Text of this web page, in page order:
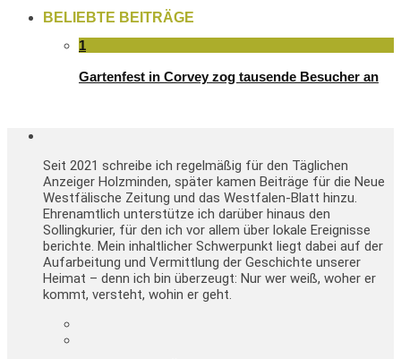
BELIEBTE BEITRÄGE
1
Gartenfest in Corvey zog tausende Besucher an
Seit 2021 schreibe ich regelmäßig für den Täglichen
Anzeiger Holzminden, später kamen Beiträge für die Neue
Westfälische Zeitung und das Westfalen-Blatt hinzu.
Ehrenamtlich unterstütze ich darüber hinaus den
Sollingkurier, für den ich vor allem über lokale Ereignisse
berichte. Mein inhaltlicher Schwerpunkt liegt dabei auf der
Aufarbeitung und Vermittlung der Geschichte unserer
Heimat – denn ich bin überzeugt: Nur wer weiß, woher er
kommt, versteht, wohin er geht.